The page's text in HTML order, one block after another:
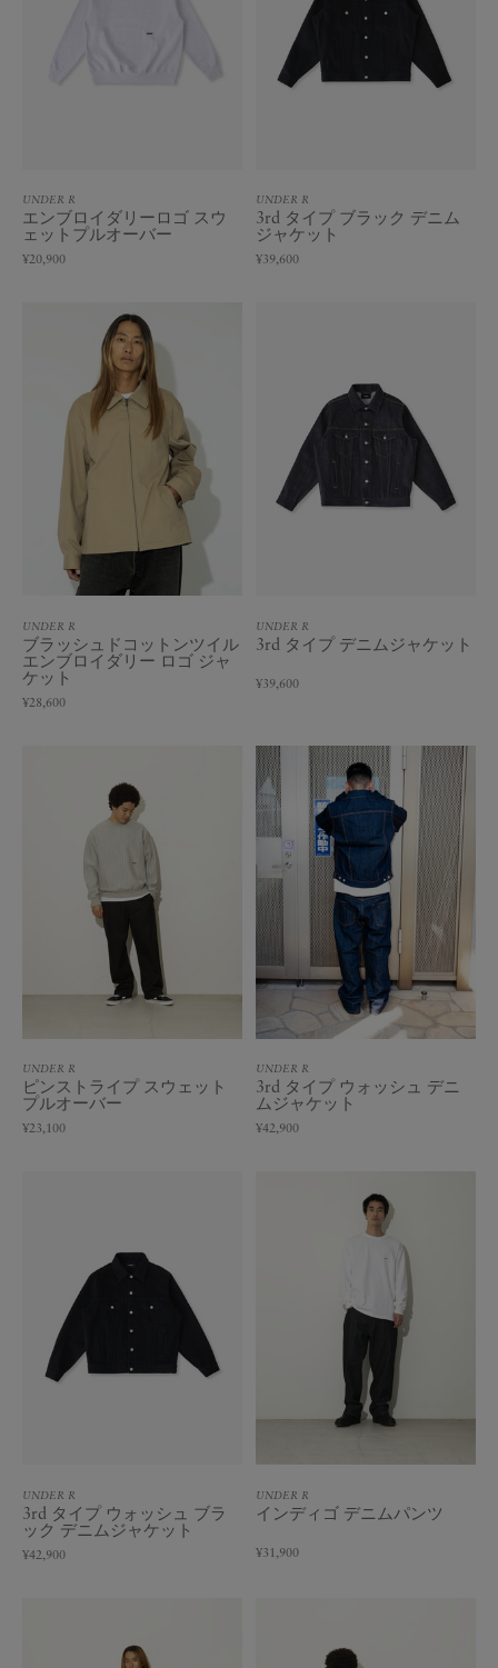
UNDER R
エンブロイダリーロゴ スウ
ェットプルオーバー
¥20,900
UNDER R
3rd タイプ ブラック デニム
ジャケット
¥39,600
UNDER R
ブラッシュドコットンツイル
エンブロイダリー ロゴ ジャ
ケット
¥28,600
UNDER R
3rd タイプ デニムジャケット
¥39,600
UNDER R
ピンストライプ スウェット
プルオーバー
¥23,100
UNDER R
3rd タイプ ウォッシュ デニ
ムジャケット
¥42,900
UNDER R
3rd タイプ ウォッシュ ブラ
ック デニムジャケット
¥42,900
UNDER R
インディゴ デニムパンツ
¥31,900